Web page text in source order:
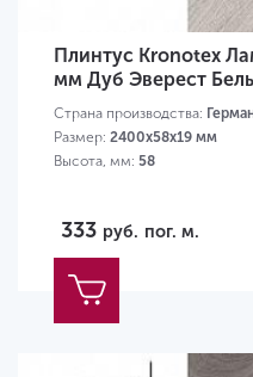
Плинтус Kronotex
мм Дуб Эверест
Страна производства:
Размер: 2400х58х19 мм
Высота, мм: 58
333 руб. пог. м.